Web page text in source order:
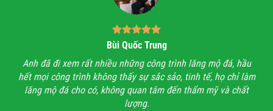
Bùi Quốc Trung
Anh đã đi xem rất nhiều những công trình lăng mộ đá, hầu
hết mọi công trình không thấy sự sắc sảo, tinh tế, họ chỉ làm
lăng mộ đá cho có, không quan tâm đến thẩm mỹ và chất
lượng.